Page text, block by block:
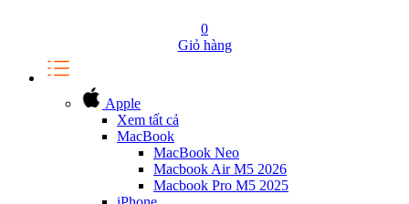
0
Giỏ hàng
Apple
Xem tất cả
MacBook
MacBook Neo
Macbook Air M5 2026
Macbook Pro M5 2025